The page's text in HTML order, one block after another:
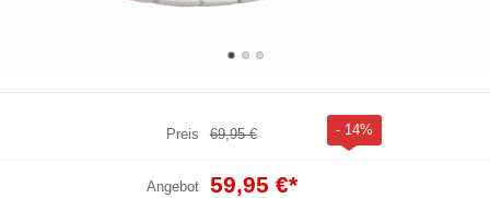
Preis 69,95 € - 14%
Angebot 59,95 €*